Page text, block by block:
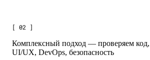
[ 02 ]
Комплексный подход — проверяем код,
UI/UX, DevOps, безопасность